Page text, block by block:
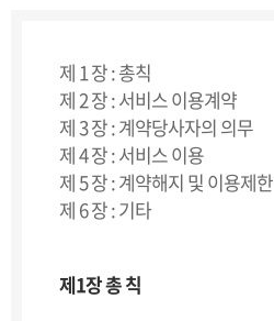
제 1 장 : 총칙
제 2 장 : 서비스 이용계약
제 3 장 : 계약당사자의 의무
제 4 장 : 서비스 이용
제 5 장 : 계약해지 및 이용제한
제 6 장 : 기타
제1장 총 칙